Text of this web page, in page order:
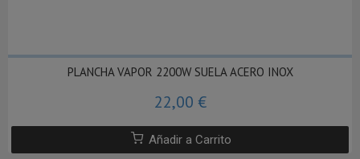
PLANCHA VAPOR 2200W SUELA ACERO INOX
22,00 €
Añadir a Carrito